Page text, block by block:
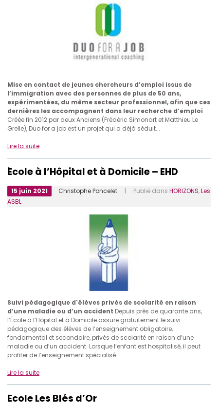
Mise en contact de jeunes chercheurs d’emploi issus de
l’immigration avec des personnes de plus de 50 ans,
expérimentées, du même secteur professionnel, afin que ces
dernières les accompagnent dans leur recherche d’emploi
Créée fin 2012 par deux Anciens (Frédéric Simonart et Matthieu Le
Grelle), Duo for a job est un projet qui a déjà séduit...
Lire la suite
École à l’Hôpital et à Domicile – EHD
15 juin 2021 Christophe Poncelet | Publié dans HORIZONS,Les
ASBL
Suivi pédagogique d'élèves privés de scolarité en raison
d’une maladie ou d’un accident Depuis près de quarante ans,
l’École à l’Hôpital et à Domicile assure gratuitement le suivi
pédagogique des élèves de l’enseignement obligatoire,
fondamental et secondaire, privés de scolarité en raison d’une
maladie ou d’un accident. Lorsque l’enfant est hospitalisé, il peut
profiter de l’enseignement spécialisé...
Lire la suite
École Les Blés d’Or